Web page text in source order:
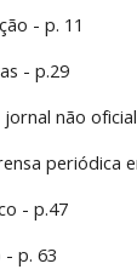
- p. 11
- p.29
não
periódica
- p.47
- p. 63